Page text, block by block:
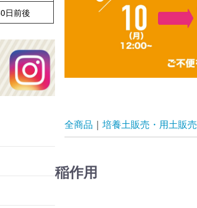
全商品 培養土販売・用土販売
稲作用